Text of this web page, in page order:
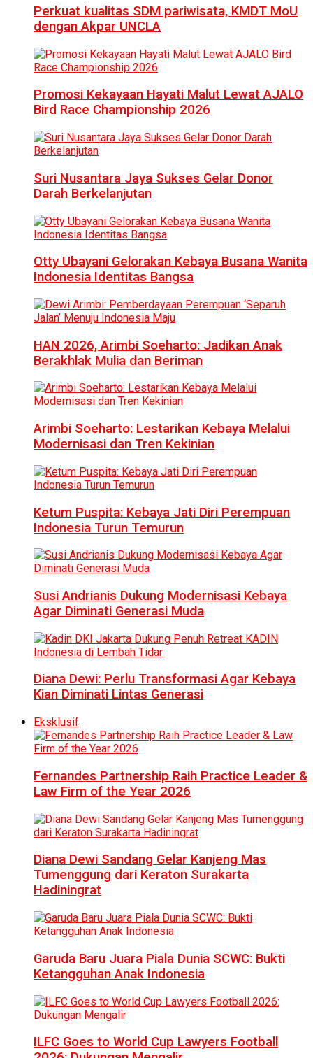
Perkuat kualitas SDM pariwisata, KMDT MoU
dengan Akpar UNCLA
Promosi Kekayaan Hayati Malut Lewat AJALO
Bird Race Championship 2026
Suri Nusantara Jaya Sukses Gelar Donor
Darah Berkelanjutan
Otty Ubayani Gelorakan Kebaya Busana Wanita
Indonesia Identitas Bangsa
HAN 2026, Arimbi Soeharto: Jadikan Anak
Berakhlak Mulia dan Beriman
Arimbi Soeharto: Lestarikan Kebaya Melalui
Modernisasi dan Tren Kekinian
Ketum Puspita: Kebaya Jati Diri Perempuan
Indonesia Turun Temurun
Susi Andrianis Dukung Modernisasi Kebaya
Agar Diminati Generasi Muda
Diana Dewi: Perlu Transformasi Agar Kebaya
Kian Diminati Lintas Generasi
Eksklusif
Fernandes Partnership Raih Practice Leader &
Law Firm of the Year 2026
Diana Dewi Sandang Gelar Kanjeng Mas
Tumenggung dari Keraton Surakarta
Hadiningrat
Garuda Baru Juara Piala Dunia SCWC: Bukti
Ketangguhan Anak Indonesia
ILFC Goes to World Cup Lawyers Football